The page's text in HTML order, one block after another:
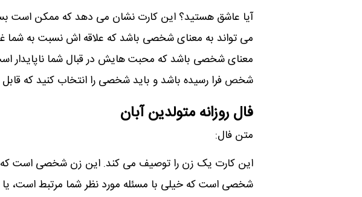
آیا عاشق ھستید؟ این کارت نشان می دھد که ممکن است
می تواند به معنای شخصی باشد که علاقه اش نسبت به شما
معنای شخصی باشد که محبت ھایش در قبال شما ناپایدار
شخص فرا رسیده باشد و باید شخصی را انتخاب کنید که قابل
فال روزانه متولدین آبان
متن فال:
این کارت یک زن را توصیف می کند. این زن شخصی است که
شخصی است که خیلی با مسئله مورد نظر شما مرتبط